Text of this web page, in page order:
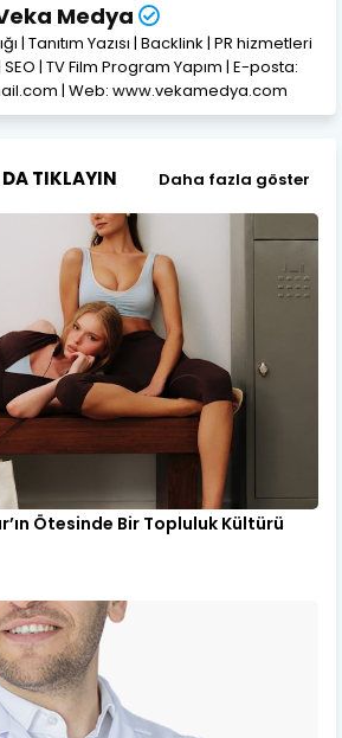
Medya
| Tanıtım Yazısı | Backlink | PR hizmetleri
| TV Film Program Yapım | E-posta:
| Web: www.vekamedya.com
TIKLAYIN Daha fazla göster
Ötesinde Bir Topluluk Kültürü